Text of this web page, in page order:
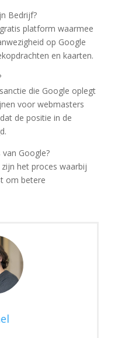
Bedrijf?
platform waarmee
op Google
en kaarten.
die Google oplegt
voor webmasters
de positie in de
Google?
het proces waarbij
om betere